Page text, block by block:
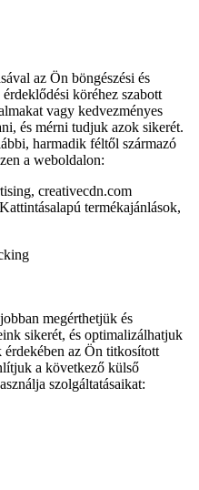
az Ön böngészési és
köréhez szabott
vagy kedvezményes
és mérni tudjuk azok sikerét.
harmadik féltől származó
a weboldalon:
creativecdn.com
termékajánlások,
megérthetjük és
sikerét, és optimalizálhatjuk
az Ön titkosított
a következő külső
szolgáltatásaikat: